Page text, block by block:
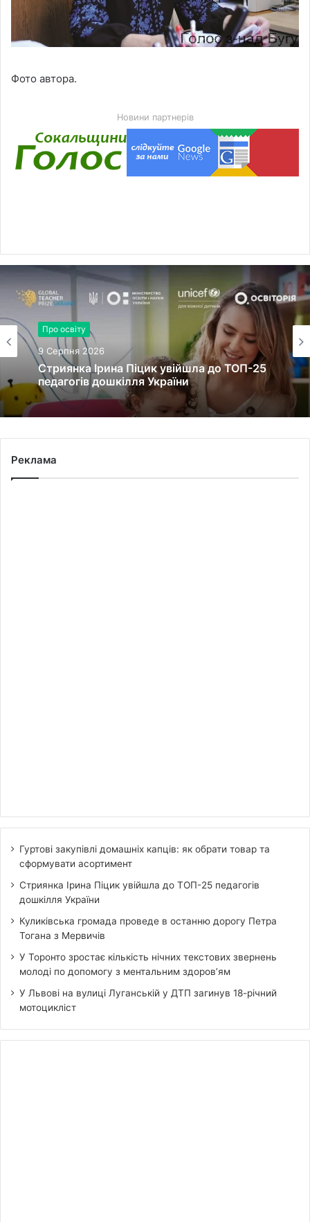
Фото автора.
Новини партнерів
Про освіту
9 Серпня 2026
Стриянка Ірина Піцик увійшла до ТОП-25
педагогів дошкілля України
Реклама
Гуртові закупівлі домашніх капців: як обрати товар та
сформувати асортимент
Стриянка Ірина Піцик увійшла до ТОП-25 педагогів
дошкілля України
Куликівська громада проведе в останню дорогу Петра
Тогана з Мервичів
У Торонто зростає кількість нічних текстових звернень
молоді по допомогу з ментальним здоров’ям
У Львові на вулиці Луганській у ДТП загинув 18-річний
мотоцикліст